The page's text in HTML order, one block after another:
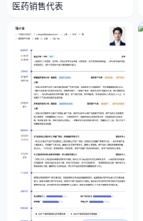
医药销售代表